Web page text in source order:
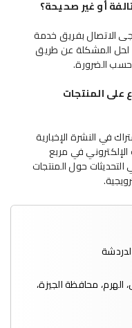
الاتصال بفريق خدمة
لحل المشكلة عن طريق
حسب الضرورة.
على المنتجات
في النشرة الإخبارية
في مربع
حول المنتجات
محافظة الجيزة،